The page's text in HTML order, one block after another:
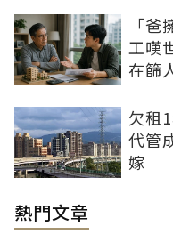
「
工嘆
在篩
欠租
代管
嫁
熱門文章